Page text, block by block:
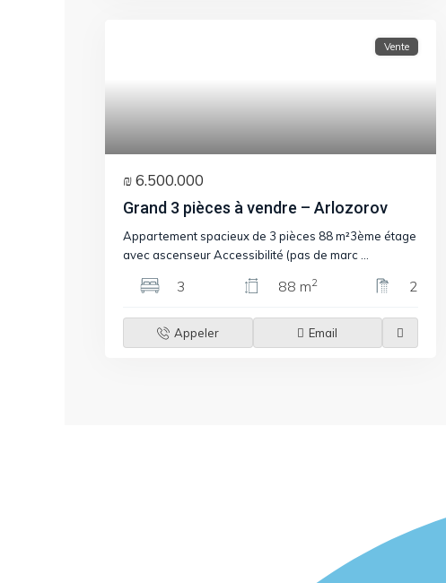
Vente
₪ 6.500.000
Grand 3 pièces à vendre – Arlozorov
Appartement spacieux de 3 pièces 88 m²3ème étage
avec ascenseur Accessibilité (pas de marc
3 88 m2 2
Appeler Email